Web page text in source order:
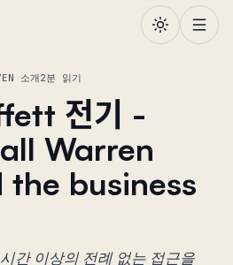
소개2분 읽기
전기 -
Warren
business
간 이상의 전례 없는 접근을